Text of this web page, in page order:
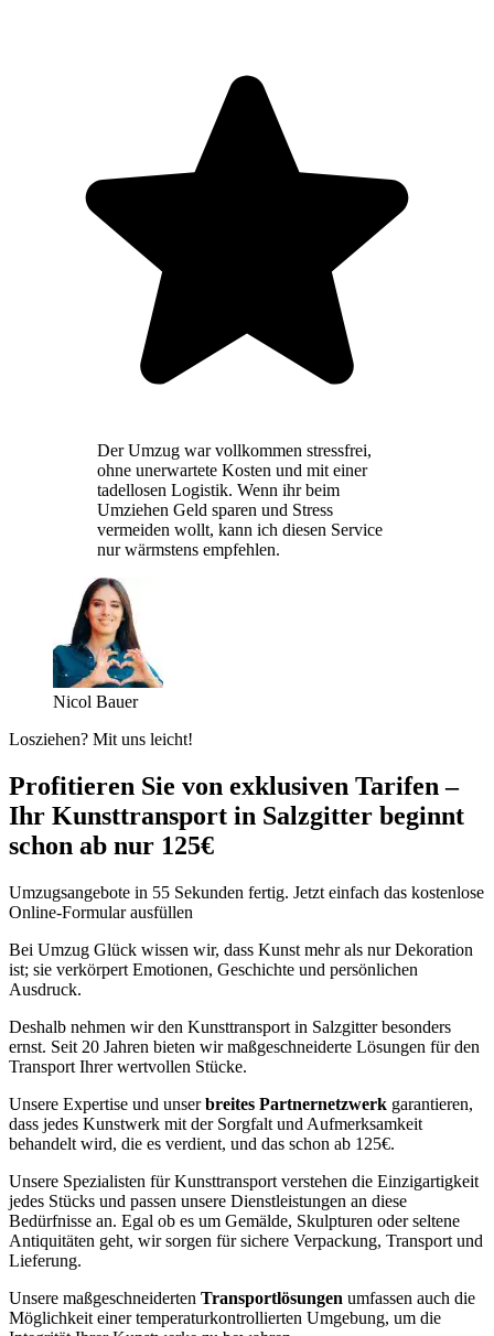
Der Umzug war vollkommen stressfrei,
ohne unerwartete Kosten und mit einer
tadellosen Logistik. Wenn ihr beim
Umziehen Geld sparen und Stress
vermeiden wollt, kann ich diesen Service
nur wärmstens empfehlen.
Nicol Bauer
Losziehen? Mit uns leicht!
Profitieren Sie von exklusiven Tarifen –
Ihr Kunsttransport in Salzgitter beginnt
schon ab nur 125€
Umzugsangebote in 55 Sekunden fertig. Jetzt einfach das kostenlose
Online-Formular ausfüllen
Bei Umzug Glück wissen wir, dass Kunst mehr als nur Dekoration
ist; sie verkörpert Emotionen, Geschichte und persönlichen
Ausdruck.
Deshalb nehmen wir den Kunsttransport in Salzgitter besonders
ernst. Seit 20 Jahren bieten wir maßgeschneiderte Lösungen für den
Transport Ihrer wertvollen Stücke.
Unsere Expertise und unserbreites Partnernetzwerk garantieren,
dass jedes Kunstwerk mit der Sorgfalt und Aufmerksamkeit
behandelt wird, die es verdient, und das schon ab 125€.
Unsere Spezialisten für Kunsttransport verstehen die Einzigartigkeit
jedes Stücks und passen unsere Dienstleistungen an diese
Bedürfnisse an. Egal ob es um Gemälde, Skulpturen oder seltene
Antiquitäten geht, wir sorgen für sichere Verpackung, Transport und
Lieferung.
Unsere maßgeschneiderten Transportlösungen umfassen auch die
Möglichkeit einer temperaturkontrollierten Umgebung, um die